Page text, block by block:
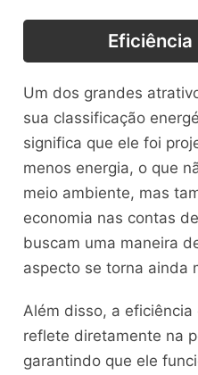
Eficiência
Um dos grandes
sua classificação
significa que ele foi
menos energia, o que
meio ambiente, mas
economia nas contas
buscam uma maneira
aspecto se torna ainda
Além disso, a
reflete diretamente na
garantindo que ele